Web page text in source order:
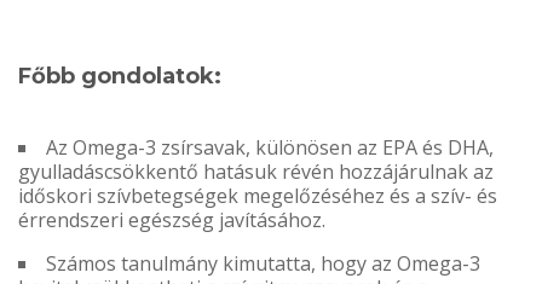
Főbb gondolatok:
Az Omega-3 zsírsavak, különösen az EPA és DHA,
gyulladáscsökkentő hatásuk révén hozzájárulnak az
időskori szívbetegségek megelőzéséhez és a szív- és
érrendszeri egészség javításához.
Számos tanulmány kimutatta, hogy az Omega-3